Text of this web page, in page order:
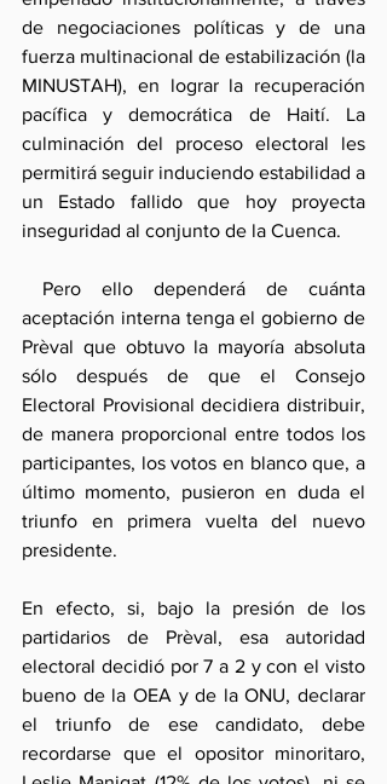
de negociaciones políticas y de una
fuerza multinacional de estabilización (la
MINUSTAH), en lograr la recuperación
pacífica y democrática de Haití. La
culminación del proceso electoral les
permitirá seguir induciendo estabilidad a
un Estado fallido que hoy proyecta
inseguridad al conjunto de la Cuenca.
aceptación interna tenga el gobierno de
Prèval que obtuvo la mayoría absoluta
sólo después de que el Consejo
Electoral Provisional decidiera distribuir,
de manera proporcional entre todos los
participantes, los votos en blanco que, a
último momento, pusieron en duda el
triunfo en primera vuelta del nuevo
presidente.
En efecto, si, bajo la presión de los
partidarios de Prèval, esa autoridad
electoral decidió por 7 a 2 y con el visto
bueno de la OEA y de la ONU, declarar
el triunfo de ese candidato, debe
recordarse que el opositor minoritaro,